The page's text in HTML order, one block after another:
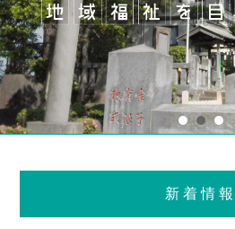
新着情報